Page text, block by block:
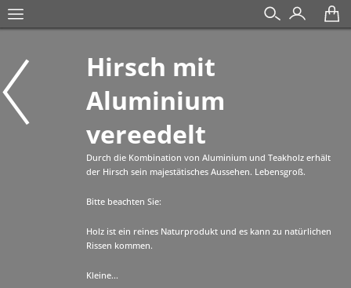
Hirsch mit
Aluminium
vereedelt
Durch die Kombination von Aluminium und Teakholz erhält
der Hirsch sein majestätisches Aussehen. Lebensgroß.
Bitte beachten Sie:
Holz ist ein reines Naturprodukt und es kann zu natürlichen
Rissen kommen.
Kleine...